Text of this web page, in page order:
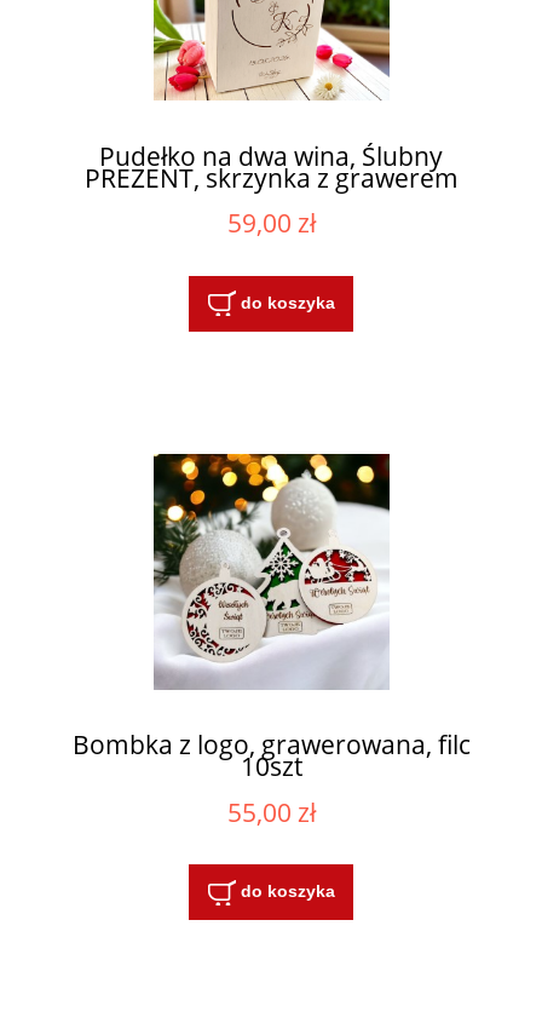
Pudełko na dwa wina, Ślubny
PREZENT, skrzynka z grawerem
59,00 zł
do koszyka
Bombka z logo, grawerowana, filc
10szt
55,00 zł
do koszyka